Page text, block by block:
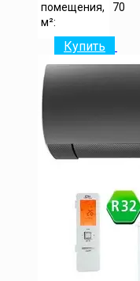
помещения,
м²:
70
Купить